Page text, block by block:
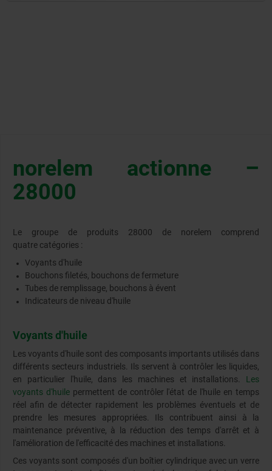
norelem actionne –
28000
Le groupe de produits 28000 de norelem comprend
quatre catégories :
Voyants d'huile
Bouchons filetés, bouchons de fermeture
Tubes de remplissage, bouchons à évent
Indicateurs de niveau d'huile
Voyants d'huile
Les voyants d'huile sont des composants importants utilisés dans
différents secteurs industriels. Ils servent à contrôler les liquides,
en particulier l'huile, dans les machines et installations. Les
voyants d'huilepermettent de contrôler l'état de l'huile en temps
réel afin de détecter rapidement les problèmes éventuels et de
prendre les mesures appropriées. Ils contribuent ainsi à la
maintenance préventive, à la réduction des temps d'arrêt et à
l'amélioration de l'efficacité des machines et installations.
Ces voyants sont composés d'un boîtier cylindrique avec un verre